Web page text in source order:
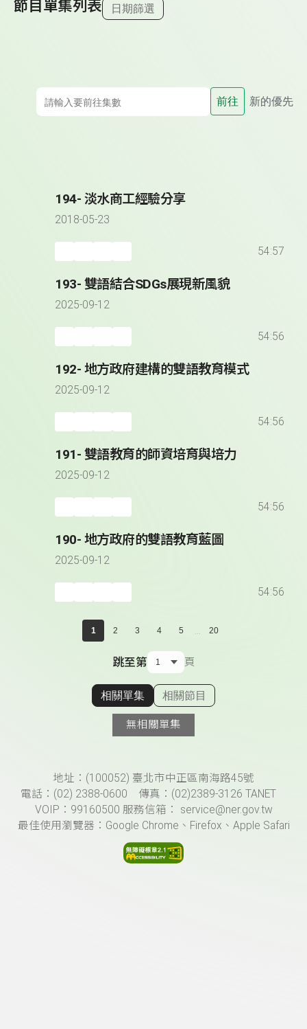
節目單集列表 日期篩選
前往 新的優先
194- 淡水商工經驗分享
2018-05-23
54:57
193- 雙語結合SDGs展現新風貌
2025-09-12
54:56
192- 地方政府建構的雙語教育模式
2025-09-12
54:56
191- 雙語教育的師資培育與培力
2025-09-12
54:56
190- 地方政府的雙語教育藍圖
2025-09-12
54:56
1 2 3 4 5 ... 20
跳至第 頁
顯示相關單集
相關單集 相關節目
無相關單集
頁尾資訊地址：(100052) 臺北市中正區南海路45號
電話：(02) 2388-0600 傳真：(02)2389-3126 TANET
VOIP：99160500 服務信箱： service@ner.gov.tw
最佳使用瀏覽器：Google Chrome、Firefox、Apple Safari